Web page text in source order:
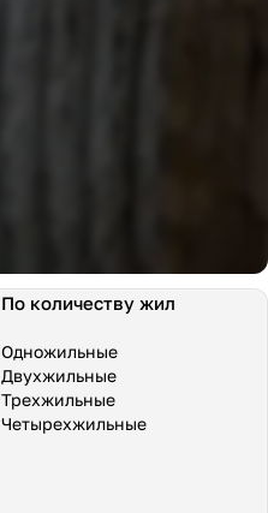
По количеству жил
Одножильные
Двухжильные
Трехжильные
Четырехжильные